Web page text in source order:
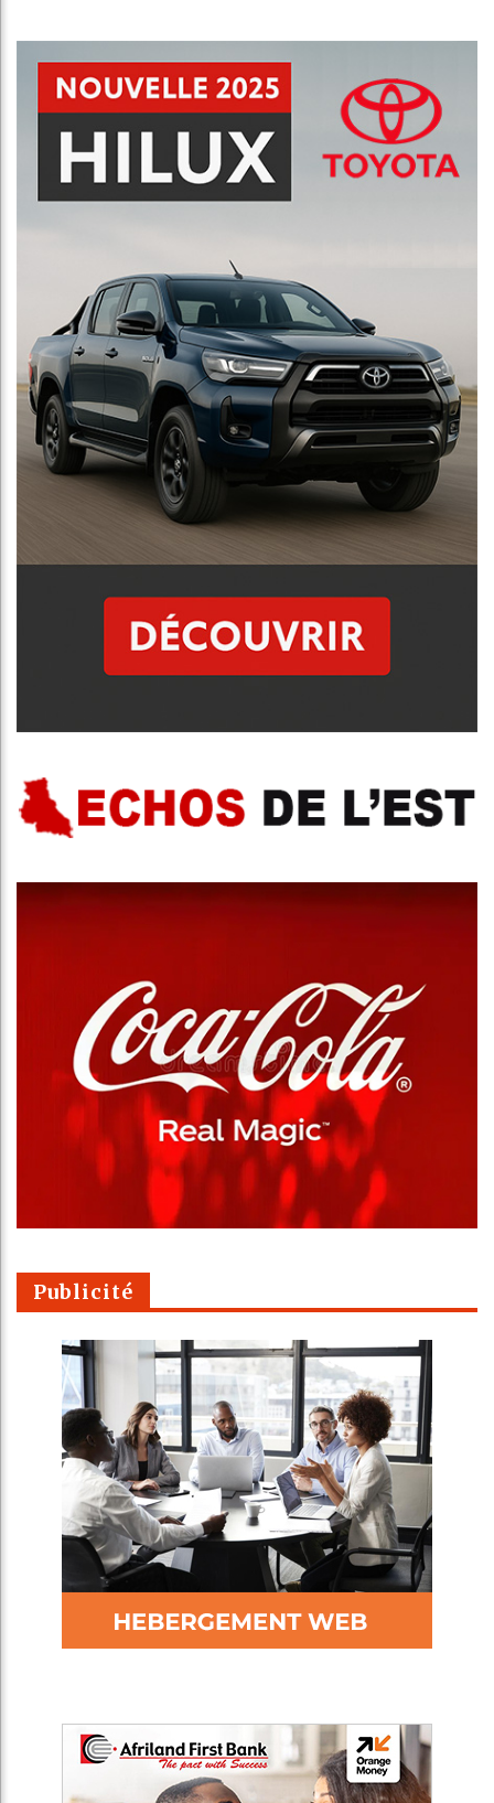
Publicité